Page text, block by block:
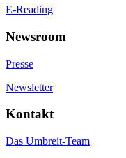
E-Reading
Newsroom
Presse
Newsletter
Kontakt
Das Umbreit-Team